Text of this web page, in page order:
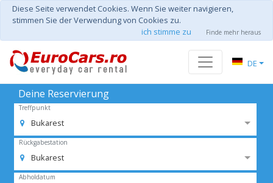
Diese Seite verwendet Cookies. Wenn Sie weiter navigieren,
stimmen Sie der Verwendung von Cookies zu.
ich stimme zu
Finde mehr heraus
DE
Deine Reservierung
Treffpunkt
Bukarest
Rückgabestation
Bukarest
Abholdatum